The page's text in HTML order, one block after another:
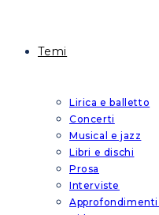
Temi
Lirica e balletto
Concerti
Musical e jazz
Libri e dischi
Prosa
Interviste